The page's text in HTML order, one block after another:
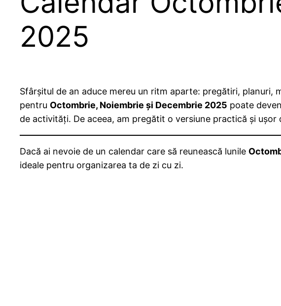
2025
Sfârșitul de an aduce mereu un ritm aparte: pregătiri,
pentru Octombrie, Noiembrie și Decembrie 2025 poate
de activități. De aceea, am pregătit o versiune practică și
Dacă ai nevoie de un calendar care să reunească lunile
ideale pentru organizarea ta de zi cu zi.